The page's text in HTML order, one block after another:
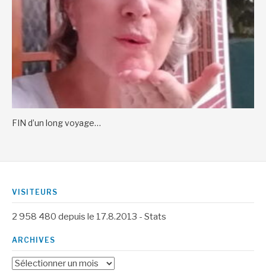
FIN d’un long voyage…
VISITEURS
2 958 480 depuis le 17.8.2013 - Stats
ARCHIVES
Archives